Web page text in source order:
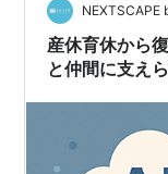
を進めていると
ついて 「ぽてぽ
テム、これから
NEXTSCAPE
産休育休から
と仲間に支え